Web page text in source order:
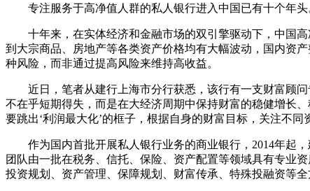
专注服务于高净值人群的私人银行进入中国已有十个年头
十年来，在实体经济和金融市场的双引擎驱动下，中国高
到大宗商品、房地产等各类资产价格均有大幅波动，国内资
种风险，而非通过提高风险来维持高收益。
近日，笔者从建行上海市分行获悉，该行有一支财富顾问
不在乎短期得失，而是在大经济周期中保持财富的稳健增长
要跳出‘利润最大化’的框子，根据自身的财富目标，关注不
作为国内首批开展私人银行业务的商业银行，2014年起，
团队由一批在税务、信托、保险、资产配置等领域具有专业
投资规划、资产管理、保障规划、财富传承、特殊投融资等全